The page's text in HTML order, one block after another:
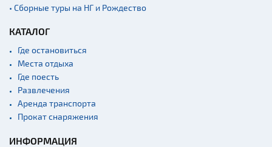
Памятники
Памятники известным
людям
Монастыри
Костелы
Культурные центры
• Сборные туры на НГ и Рождество
КАТАЛОГ
Где остановиться
Места отдыха
Где поесть
Развлечения
Аренда транспорта
Прокат снаряжения
ИНФОРМАЦИЯ